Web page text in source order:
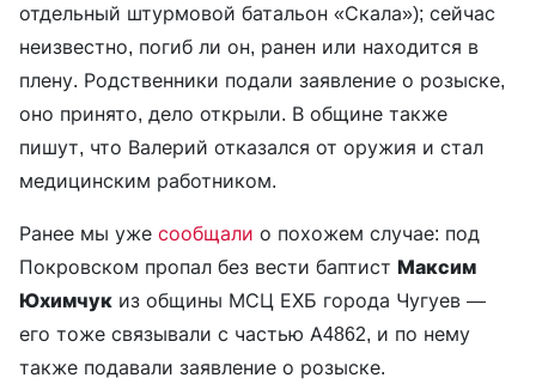
отдельный штурмовой батальон «Скала»); сейчас
неизвестно, погиб ли он, ранен или находится в
плену. Родственники подали заявление о розыске,
оно принято, дело открыли. В общине также
пишут, что Валерий отказался от оружия и стал
медицинским работником.
Ранее мы уже сообщали о похожем случае: под
Покровском пропал без вести баптист Максим
Юхимчук из общины МСЦ ЕХБ города Чугуев —
его тоже связывали с частью А4862, и по нему
также подавали заявление о розыске.